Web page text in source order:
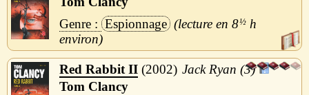
Espionnage
8½ h
Red Rabbit II 2002
Jack Ryan (3)
Tom Clancy